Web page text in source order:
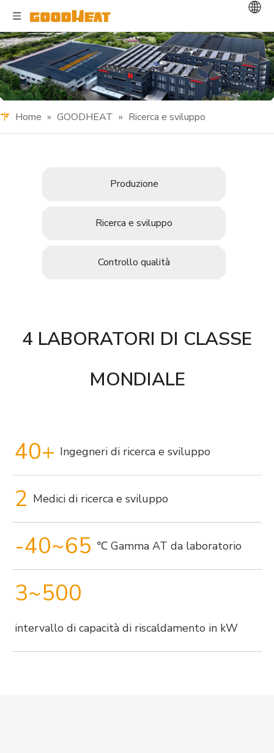
Home » GOODHEAT » Ricerca e sviluppo
Produzione
Ricerca e sviluppo
Controllo qualità
4 LABORATORI DI CLASSE
MONDIALE
40+ Ingegneri di ricerca e sviluppo
2 Medici di ricerca e sviluppo
-40~65 ℃ Gamma AT da laboratorio
3~500
intervallo di capacità di riscaldamento in kW